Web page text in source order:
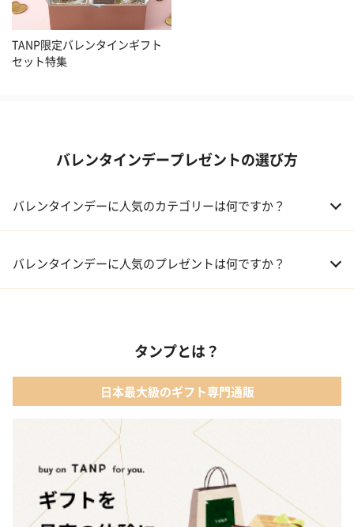
TANP限定バレンタインギフト
セット特集
バレンタインデープレゼントの選び方
バレンタインデーに人気のカテゴリーは何ですか？
02 メイクアップ
04 ファッション小物
05 入浴剤・バスケア
バレンタインデーに人気のプレゼントは何ですか？
02 【名入れギフト】フラワーティントリップ［日本限定ピンクゴ
03 ショコラフレナチュール
04 ＜クランチチョコレート＞ダーク＆ミルク＆キャラメル＆ホワ
イト 60g
05 葉山のショコラ・カロ＜4個入＞
タンプとは？
日本最大級のギフト専門通販